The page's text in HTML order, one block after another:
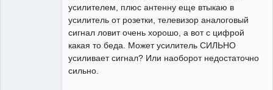
усилителем, плюс антенну еще втыкаю в
усилитель от розетки, телевизор аналоговый
сигнал ловит очень хорошо, а вот с цифрой
какая то беда. Может усилитель СИЛЬНО
усиливает сигнал? Или наоборот недостаточно
сильно.